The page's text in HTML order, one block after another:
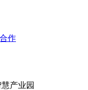
作
产业园